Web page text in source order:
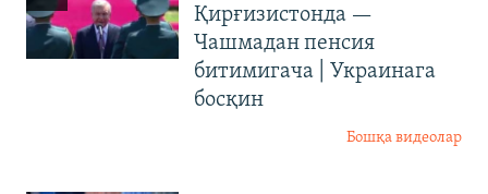
Қирғизистонда —
Чашмадан пенсия
битимигача | Украинага
босқин
Бошқа видеолар